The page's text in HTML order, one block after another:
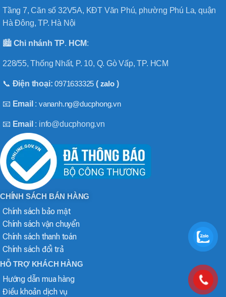
Tầng 7, Căn số 32V5A, KĐT Văn Phú, phường Phú La, quận
Hà Đông, TP. Hà Nội
🏙️ Chi nhánh TP. HCM:
228/55, Thống Nhất, P. 10, Q. Gò Vấp, TP. HCM
📞 Điện thoại:0971633325 ( zalo)
📧 Email :vananh.ng@ducphong.vn
📧 Email : info@ducphong.vn
CHÍNH SÁCH BÁN HÀNG
Chính sách bảo mật
Chính sách vận chuyển
Chính sách thanh toán
Chính sách đổi trả
HỖ TRỢ KHÁCH HÀNG
Hướng dẫn mua hàng
Điều khoản dịch vụ